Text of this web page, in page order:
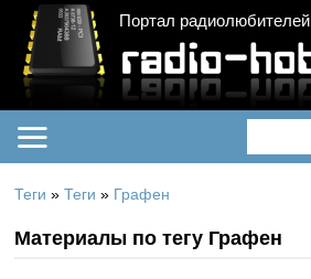
Портал радиолюбителей
Теги »Теги » Графен
Материалы по тегу Графен